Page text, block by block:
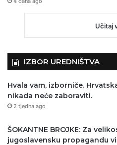
Učitaj
IZBOR UREDNIŠTVA
Hvala vam, izborniče.
nikada neće zaboraviti.
2 tjedna ago
ŠOKANTNE BROJKE: Za
jugoslavensku propagandu